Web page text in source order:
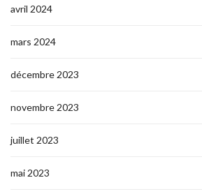
avril 2024
mars 2024
décembre 2023
novembre 2023
juillet 2023
mai 2023